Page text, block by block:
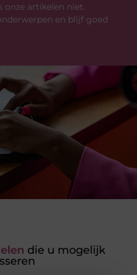
onze artikelen niet.
en blijf goed
die u mogelijk